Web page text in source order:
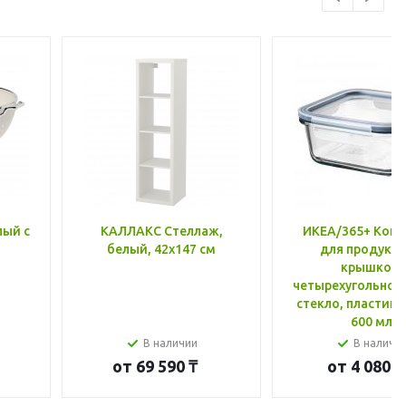
с
КАЛЛАКС Стеллаж,
белый, 42x147 см
В наличии
от 69 590 ₸
ИКЕА/365+
для
крышкой,
стекло, пластик
600 мл
В
от 4 080 ₸